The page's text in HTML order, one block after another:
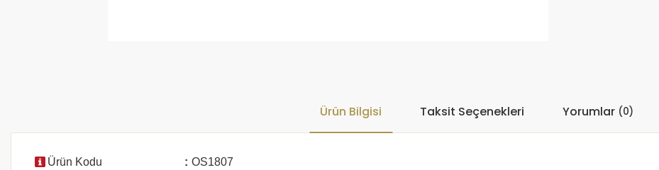
Ürün Bilgisi Taksit Seçenekleri Yorumlar (0)
Ürün Kodu : OS1807